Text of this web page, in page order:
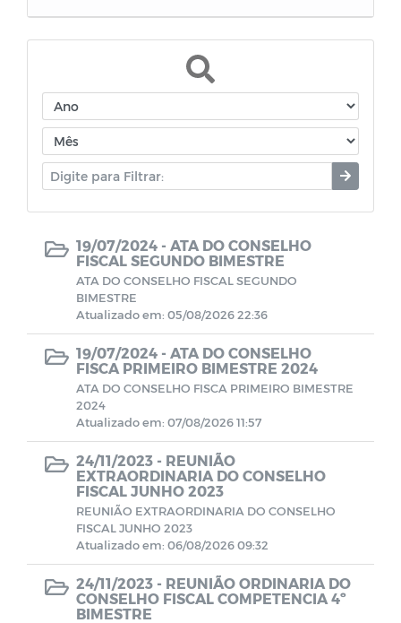
Balanços
RREO do RPPS
Eventos
Folha inativos
Demonstrativo Previdenciários DAIR
Demonstrativo Previdenciários DEPIN
Demonstrativo Previdenciários DIPR
Demonstrativos Previdenciários DRAA
Demonstrativos Contábeis
19/07/2024 - ATA DO CONSELHO
FISCAL SEGUNDO BIMESTRE
ATA DO CONSELHO FISCAL SEGUNDO
BIMESTRE
Atualizado em: 05/08/2026 22:36
19/07/2024 - ATA DO CONSELHO
FISCA PRIMEIRO BIMESTRE 2024
ATA DO CONSELHO FISCA PRIMEIRO BIMESTRE
2024
Atualizado em: 07/08/2026 11:57
24/11/2023 - REUNIÃO
EXTRAORDINARIA DO CONSELHO
FISCAL JUNHO 2023
REUNIÃO EXTRAORDINARIA DO CONSELHO
FISCAL JUNHO 2023
Atualizado em: 06/08/2026 09:32
24/11/2023 - REUNIÃO ORDINARIA DO
CONSELHO FISCAL COMPETENCIA 4º
BIMESTRE